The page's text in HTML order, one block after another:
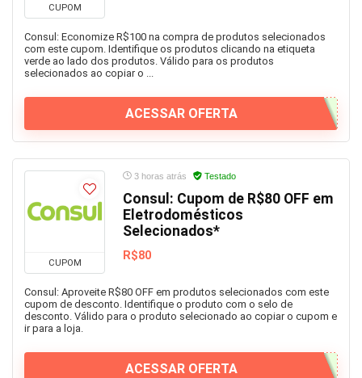
CUPOM
Consul: Economize R$100 na compra de produtos selecionados
com este cupom. Identifique os produtos clicando na etiqueta
verde ao lado dos produtos. Válido para os produtos
selecionados ao copiar o ...
ACESSAR OFERTA
CUPOM
3 horas atrás Testado
Consul: Cupom de R$80 OFF em
Eletrodomésticos
Selecionados*
R$80
Consul: Aproveite R$80 OFF em produtos selecionados com este
cupom de desconto. Identifique o produto com o selo de
desconto. Válido para o produto selecionado ao copiar o cupom e
ir para a loja.
ACESSAR OFERTA